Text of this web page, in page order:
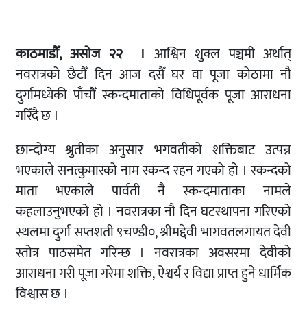
काठमाडौँ, असोज २२ । आश्विन शुक्ल पञ्चमी अर्थात्
नवरात्रको छैटौँ दिन आज दसैँ घर वा पूजा कोठामा नौ
दुर्गामध्येकी पाँचौँ स्कन्दमाताको विधिपूर्वक पूजा आराधना
गरिँदै छ ।
छान्दोग्य श्रुतीका अनुसार भगवतीको शक्तिबाट उत्पन्न
भएकाले सनत्कुमारको नाम स्कन्द रहन गएको हो । स्कन्दको
माता भएकाले पार्वती नै स्कन्दमाताका नामले
कहलाउनुभएको हो । नवरात्रका नौ दिन घटस्थापना गरिएको
स्थलमा दुर्गा सप्तशती ९चण्डी०, श्रीमद्देवी भागवतलगायत देवी
स्तोत्र पाठसमेत गरिन्छ । नवरात्रका अवसरमा देवीको
आराधना गरी पूजा गरेमा शक्ति, ऐश्वर्य र विद्या प्राप्त हुने धार्मिक
विश्वास छ ।